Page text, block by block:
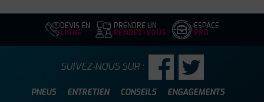
DEVIS EN
LIGNE
PRENDRE UN
RENDEZ-VOUS
ESPACE
PRO
PNEUS ENTRETIEN CONSEILS ENGAGEMENTS
SUIVEZ-NOUS SUR :